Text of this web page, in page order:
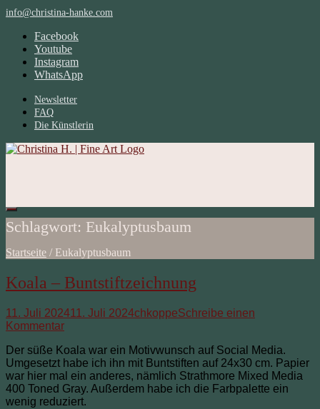
Direkt
Inhalt
info@christina-hanke.com
Facebook
Youtube
Instagram
WhatsApp
Newsletter
FAQ
Die Künstlerin
Schlagwort: Eukalyptusbaum
Startseite / Eukalyptusbaum
Koala – Buntstiftzeichnung
11. Juli 202411. Juli 2024chkoppeSchreibe einen
Kommentar
Der süße Koala war ein Motivwunsch auf Social Media.
Umgesetzt habe ich ihn mit Buntstiften auf 24x30 cm. Papier
war hier mal ein anderes, nämlich Strathmore Mixed Media
400 Toned Gray. Außerdem habe ich die Farbpalette ein
wenig reduziert.